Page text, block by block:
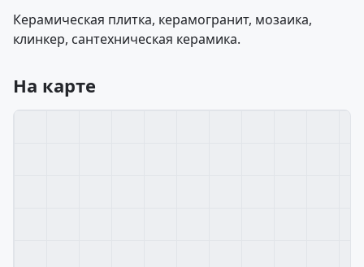
Керамическая плитка, керамогранит, мозаика,
клинкер, сантехническая керамика.
На карте